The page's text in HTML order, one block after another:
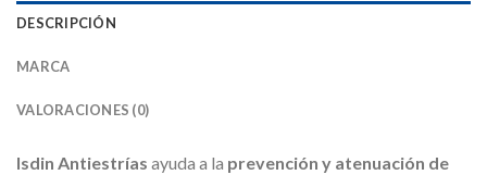
DESCRIPCIÓN
MARCA
VALORACIONES (0)
Isdin Antiestrías ayuda a la prevención y atenuación de